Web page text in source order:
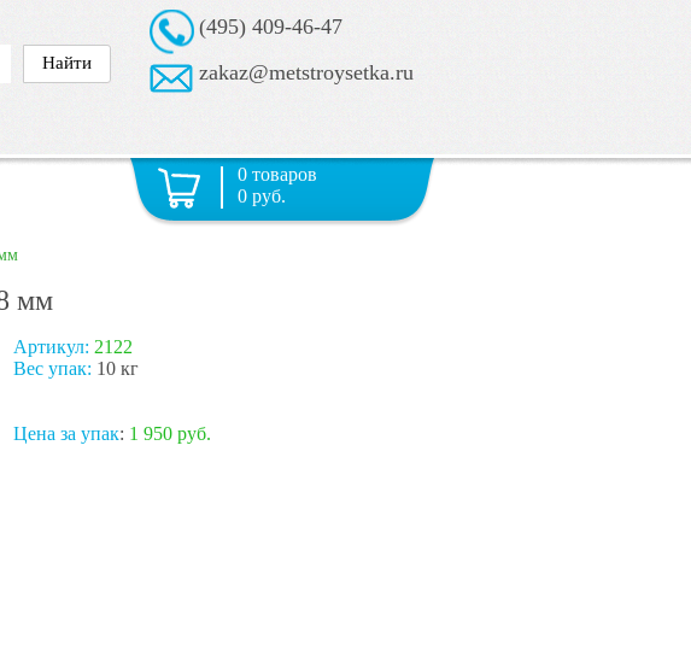
(495) 409-46-47
zakaz@metstroysetka.ru
0 товаров
0 руб.
мм
Артикул: 2122
Вес упак: 10 кг
Цена за упак: 1 950 руб.